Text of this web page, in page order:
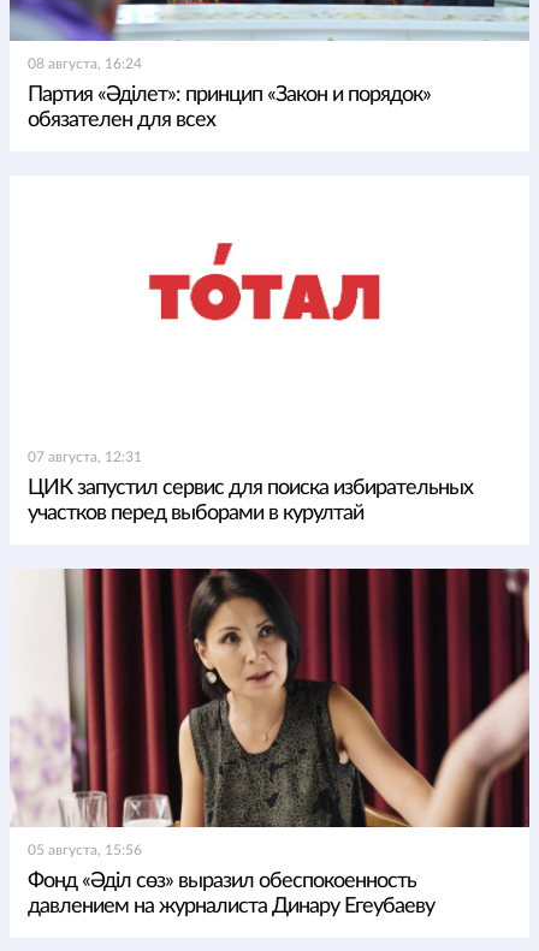
08 августа, 16:24
Партия «Әділет»: принцип «Закон и порядок»
обязателен для всех
07 августа, 12:31
ЦИК запустил сервис для поиска избирательных
участков перед выборами в курултай
05 августа, 15:56
Фонд «Әділ сөз» выразил обеспокоенность
давлением на журналиста Динару Егеубаеву